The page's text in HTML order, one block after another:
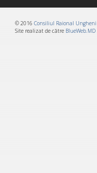
© 2016 Consiliul Raional Ungheni
Site realizat de către BlueWeb.MD